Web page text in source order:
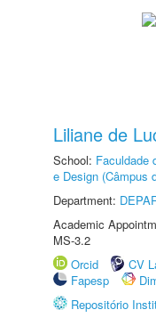
Liliane de
School: Faculdade
e Design (Câmpus
Department:
Academic
MS-3.2
Orcid
CV
Fapesp
Repositório